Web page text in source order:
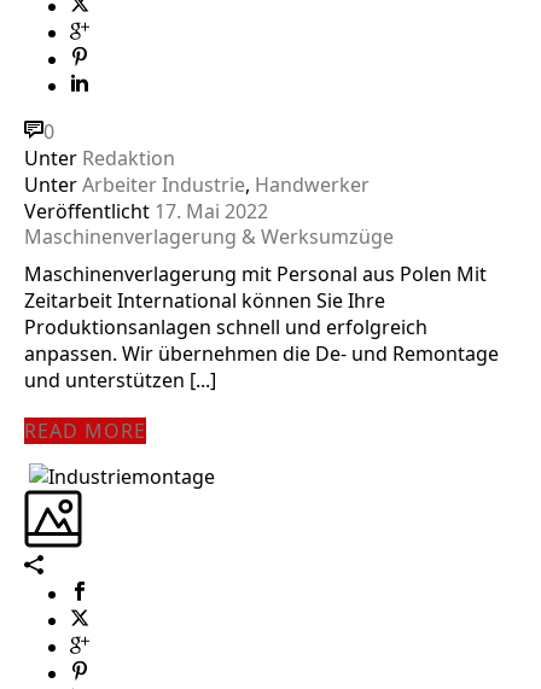
0
Unter Redaktion
UnterArbeiter Industrie, Handwerker
Veröffentlicht 17. Mai 2022
Maschinenverlagerung & Werksumzüge
Maschinenverlagerung mit Personal aus Polen Mit
Zeitarbeit International können Sie Ihre
Produktionsanlagen schnell und erfolgreich
anpassen. Wir übernehmen die De- und Remontage
und unterstützen [...]
READ MORE